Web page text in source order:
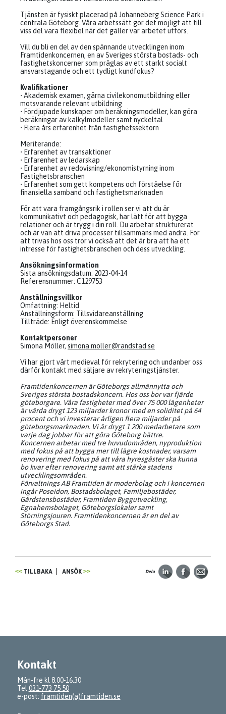
Tjänsten är fysiskt placerad på Johanneberg Science Park i
centrala Göteborg. Våra arbetssätt gör det möjligt att till
viss del vara flexibel när det gäller var arbetet utförs.
Vill du bli en del av den spännande utvecklingen inom
Framtidenkoncernen, en av Sveriges största bostads- och
fastighetskoncerner som präglas av ett starkt socialt
ansvarstagande och ett tydligt kundfokus?
Kvalifikationer
• Akademisk examen, gärna civilekonomutbildning eller
motsvarande relevant utbildning
• Fördjupade kunskaper om beräkningsmodeller, kan göra
beräkningar av kalkylmodeller samt nyckeltal
• Flera års erfarenhet från fastighetssektorn
Meriterande:
• Erfarenhet av transaktioner
• Erfarenhet av ledarskap
• Erfarenhet av redovisning/ekonomistyrning inom
Fastighetsbranschen
• Erfarenhet som gett kompetens och förståelse för
finansiella samband och fastighetsmarknaden
För att vara framgångsrik i rollen ser vi att du är
kommunikativt och pedagogisk, har lätt för att bygga
relationer och är trygg i din roll. Du arbetar strukturerat
och är van att driva processer tillsammans med andra. För
att trivas hos oss tror vi också att det är bra att ha ett
intresse för fastighetsbranschen och dess utveckling.
Ansökningsinformation
Sista ansökningsdatum: 2023-04-14
Referensnummer: C129753
Anställningsvillkor
Omfattning: Heltid
Anställningsform: Tillsvidareanställning
Tillträde: Enligt överenskommelse
Kontaktpersoner
Simona Möller, simona.moller@randstad.se
Vi har gjort vårt medieval för rekrytering och undanber oss
därför kontakt med säljare av rekryteringstjänster.
Framtidenkoncernen är Göteborgs allmännytta och
Sveriges största bostadskoncern. Hos oss bor var fjärde
göteborgare. Våra fastigheter med över 75 000 lägenheter
är värda drygt 123 miljarder kronor med en soliditet på 64
procent och vi investerar årligen flera miljarder på
göteborgsmarknaden. Vi är drygt 1 200 medarbetare som
varje dag jobbar för att göra Göteborg bättre.
Koncernen arbetar med tre huvudområden, nyproduktion
med fokus på att bygga mer till lägre kostnader, varsam
renovering med fokus på att våra hyresgäster ska kunna
bo kvar efter renovering samt att stärka stadens
utvecklingsområden.
Förvaltnings AB Framtiden är moderbolag och i koncernen
ingår Poseidon, Bostadsbolaget, Familjebostäder,
Gårdstensbostäder, Framtiden Byggutveckling,
Egnahemsbolaget, Göteborgslokaler samt
Störningsjouren. Framtidenkoncernen är en del av
Göteborgs Stad.
TILLBAKA ANSÖK Dela
Kontakt
Mån-fre kl 8.00-16.30
Tel 031-773 75 50
e-post: framtiden(a)framtiden.se